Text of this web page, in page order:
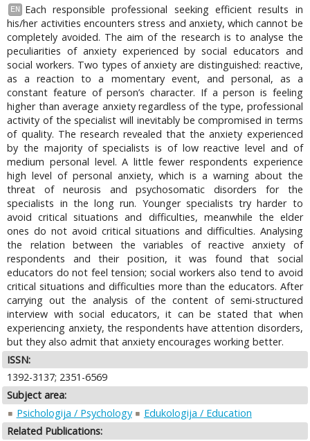
EN
Each responsible professional seeking efficient results in
his/her activities encounters stress and anxiety, which cannot be
completely avoided. The aim of the research is to analyse the
peculiarities of anxiety experienced by social educators and
social workers. Two types of anxiety are distinguished: reactive,
as a reaction to a momentary event, and personal, as a
constant feature of person’s character. If a person is feeling
higher than average anxiety regardless of the type, professional
activity of the specialist will inevitably be compromised in terms
of quality. The research revealed that the anxiety experienced
by the majority of specialists is of low reactive level and of
medium personal level. A little fewer respondents experience
high level of personal anxiety, which is a warning about the
threat of neurosis and psychosomatic disorders for the
specialists in the long run. Younger specialists try harder to
avoid critical situations and difficulties, meanwhile the elder
ones do not avoid critical situations and difficulties. Analysing
the relation between the variables of reactive anxiety of
respondents and their position, it was found that social
educators do not feel tension; social workers also tend to avoid
critical situations and difficulties more than the educators. After
carrying out the analysis of the content of semi-structured
interview with social educators, it can be stated that when
experiencing anxiety, the respondents have attention disorders,
but they also admit that anxiety encourages working better.
ISSN:
1392-3137; 2351-6569
Subject area:
Psichologija / Psychology
Edukologija / Education
Related Publications: